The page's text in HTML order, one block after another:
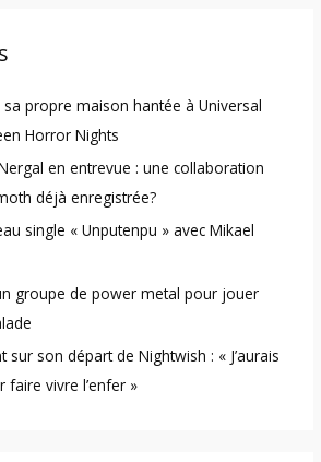
propre maison hantée à Universal
Horror Nights
en entrevue : une collaboration
déjà enregistrée?
single « Unputenpu » avec Mikael
groupe de power metal pour jouer
son départ de Nightwish : « J’aurais
vivre l’enfer »